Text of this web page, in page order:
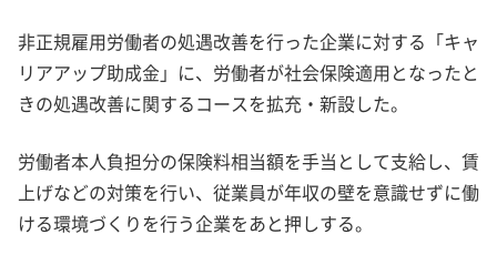
非正規雇用労働者の処遇改善を行った企業に対する「キャ
リアアップ助成金」に、労働者が社会保険適用となったと
きの処遇改善に関するコースを拡充・新設した。
労働者本人負担分の保険料相当額を手当として支給し、賃
上げなどの対策を行い、従業員が年収の壁を意識せずに働
ける環境づくりを行う企業をあと押しする。